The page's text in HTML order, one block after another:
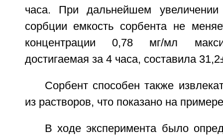
часа. При дальнейшем увеличении
сорбции емкость сорбента не
концентрации 0,78 мг/мл
достигаемая за 4 часа, составила
Сорбент способен также
из растворов, что показано на
В ходе эксперимента было